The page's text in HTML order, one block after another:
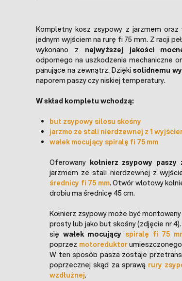
Kompletny kosz zsypowy z jarzmem oraz
jednym wyjściem na rurę fi 75 mm. Z racji
wykonano z najwyższej jakości
odpornego na uszkodzenia mechaniczne
panujące na zewnątrz. Dziękisolidnemu
naporem paszy czy niskiej temperatury.
W skład kompletu wchodzą:
but zsypowy silosu skośny
jarzmo ze stali nierdzewnej z 1
wałek mocujący spiralę fi 75 mm
Oferowany kołnierz zsypowy paszy
jarzmem ze stali nierdzewnej z
średnicy fi 75 mm. Otwór wlotowy
drobiu ma średnicę 45 cm.
Kołnierz zsypowy może być
prosty lub jako but skośny (zdjęcie nr
się wałek mocujący spiralę fi 75
poprzez motoreduktorumieszczonego
W ten sposób pasza zostaje
poprzecznej skąd za sprawą rury
wzdłużnej.